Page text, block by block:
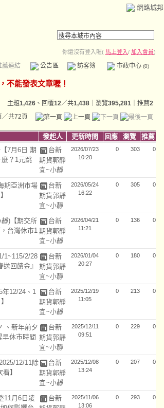
網路城邦
你還沒有登入喔( 馬上登入/ 加入會員)
薦連結 公告區 訪客簿 市政中心 (0)
主題1,426 、回覆12／共1,438 ｜瀏覽395,281 ｜推薦2
／共72頁
發起人 更新時間 回應 瀏覽
推薦
7月6日 期
？1元跳
台新
期貨郭靜
宜~小靜
2026/07/23
10:20
0 303 0
期亞洲市場
台新
期貨郭靜
宜~小靜
2026/05/24
16:22
0 305 0
)【期交所
台灣休市1
台新
期貨郭靜
宜~小靜
2026/04/21
11:21
0 136 0
1~115/2/28
回饋金』
台新
期貨郭靜
宜~小靜
2026/01/04
20:27
0 180 0
年12/24、1
台新
期貨郭靜
宜~小靜
2025/12/19
11:05
0 213 0
、新年前夕
早休市時間
台新
期貨郭靜
宜~小靜
2025/12/11
09:51
0 229 0
12/11除
】
台新
期貨郭靜
宜~小靜
2025/12/08
13:24
0 207 0
11月6日凌
台新
2025/11/06
13:06
0 293 0